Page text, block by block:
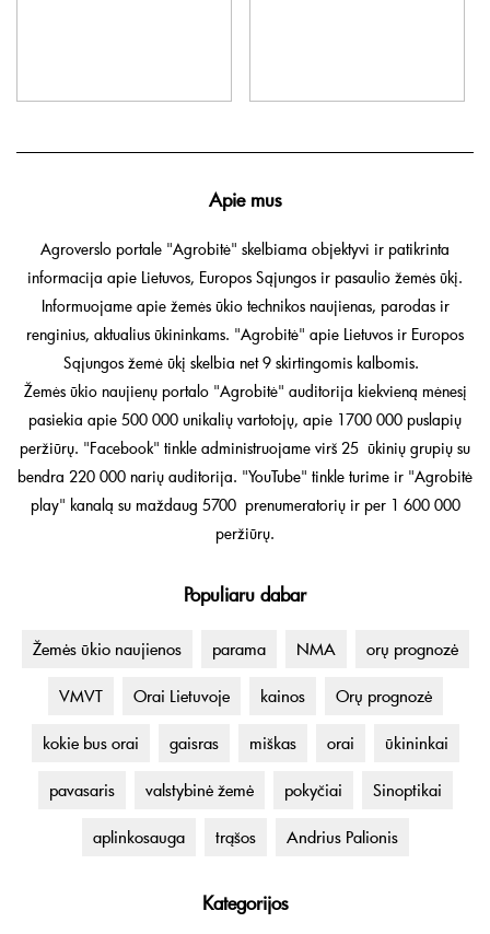
Apie mus
Agroverslo portale "Agrobitė" skelbiama objektyvi ir patikrinta
informacija apie Lietuvos, Europos Sąjungos ir pasaulio žemės ūkį.
Informuojame apie žemės ūkio technikos naujienas, parodas ir
renginius, aktualius ūkininkams. "Agrobitė" apie Lietuvos ir Europos
Sąjungos žemė ūkį skelbia net 9 skirtingomis kalbomis.
Žemės ūkio naujienų portalo "Agrobitė" auditorija kiekvieną mėnesį
pasiekia apie 500 000 unikalių vartotojų, apie 1700 000 puslapių
peržiūrų. "Facebook" tinkle administruojame virš 25 ūkinių grupių su
bendra 220 000 narių auditorija. "YouTube" tinkle turime ir "Agrobitė
play" kanalą su maždaug 5700 prenumeratorių ir per 1 600 000
peržiūrų.
Populiaru dabar
Žemės ūkio naujienos parama NMA orų prognozė
VMVT Orai Lietuvoje kainos Orų prognozė
kokie bus orai gaisras miškas orai ūkininkai
pavasaris valstybinė žemė pokyčiai Sinoptikai
aplinkosauga trąšos Andrius Palionis
Kategorijos